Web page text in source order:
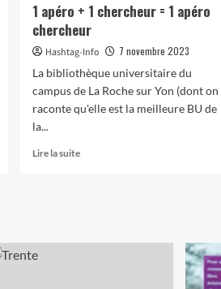
1 apéro + 1 chercheur = 1 apéro
chercheur
Hashtag-Info
7 novembre 2023
La bibliothèque universitaire du
campus de La Roche sur Yon (dont on
raconte qu'elle est la meilleure BU de
la...
Lire la suiteEn
+